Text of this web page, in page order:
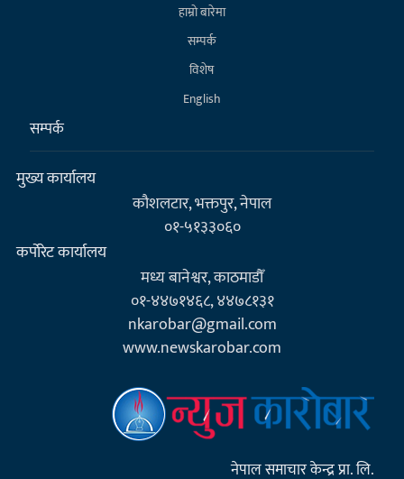
हाम्राे बारेमा
सम्पर्क
विशेष
English
सम्पर्क
मुख्य कार्यालय
कौशलटार, भक्तपुर, नेपाल
०१-५१३३०६०
कर्पाेरेट कार्यालय
मध्य बानेश्वर, काठमाडौँ
०१-४४७१४६८, ४४७८१३१
nkarobar@gmail.com
www.newskarobar.com
नेपाल समाचार केन्द्र प्रा. लि.